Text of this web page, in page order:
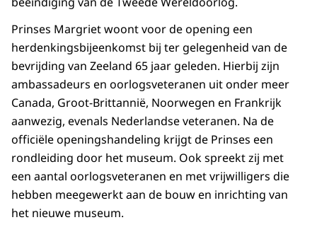
Prinses Margriet woont voor de opening een
herdenkingsbijeenkomst bij ter gelegenheid van de
bevrijding van Zeeland 65 jaar geleden. Hierbij zijn
ambassadeurs en oorlogsveteranen uit onder meer
Canada, Groot-Brittannië, Noorwegen en Frankrijk
aanwezig, evenals Nederlandse veteranen. Na de
officiële openingshandeling krijgt de Prinses een
rondleiding door het museum. Ook spreekt zij met
een aantal oorlogsveteranen en met vrijwilligers die
hebben meegewerkt aan de bouw en inrichting van
het nieuwe museum.